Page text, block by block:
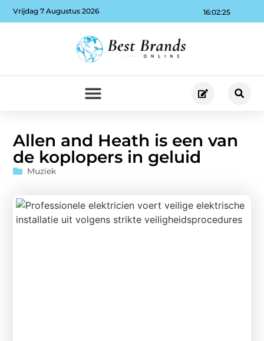
16:02:26
Vrijdag 7 Augustus 2026
Allen and Heath is een van
de koplopers in geluid
Muziek